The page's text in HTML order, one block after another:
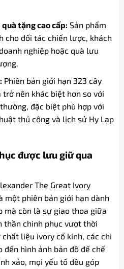
tặng cao cấp: Sản phẩm
cho đối tác chiến lược, khách
nghiệp hoặc quà lưu
Phiên bản giới hạn 323 cây
nên khác biệt hơn so với
đặc biệt phù hợp với
thủ công và lịch sử Hy Lạp
được lưu giữ qua
The Great Ivory
một phiên bản giới hạn dành
mà còn là sự giao thoa giữa
thần chinh phục vượt thời
liệu ivory cổ kính, các chi
hình ảnh bản đồ đế chế
xảo, mọi yếu tố đều góp